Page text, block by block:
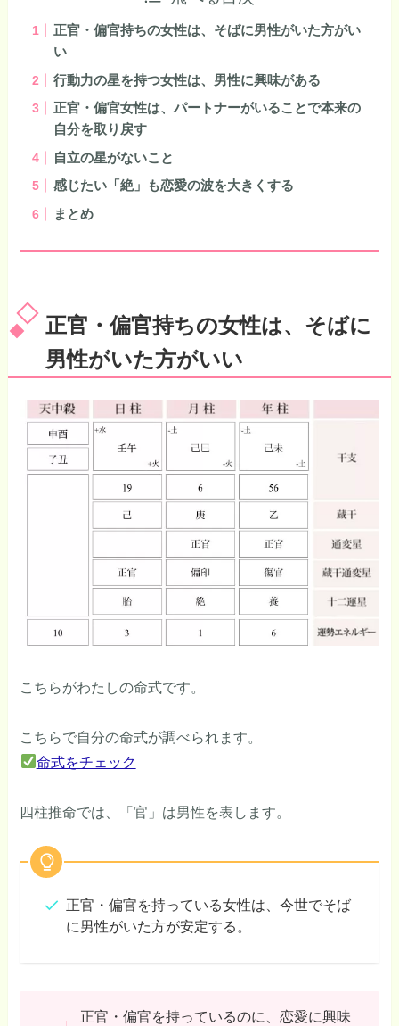
正官・偏官持ちの女性は、そばに男性がいた方がい
い
行動力の星を持つ女性は、男性に興味がある
正官・偏官女性は、パートナーがいることで本来の
自分を取り戻す
自立の星がないこと
感じたい「絶」も恋愛の波を大きくする
まとめ
正官・偏官持ちの女性は、そばに
男性がいた方がいい
こちらがわたしの命式です。
こちらで自分の命式が調べられます。
命式をチェック
四柱推命では、「官」は男性を表します。
正官・偏官を持っている女性は、今世でそば
に男性がいた方が安定する。
正官・偏官を持っているのに、恋愛に興味